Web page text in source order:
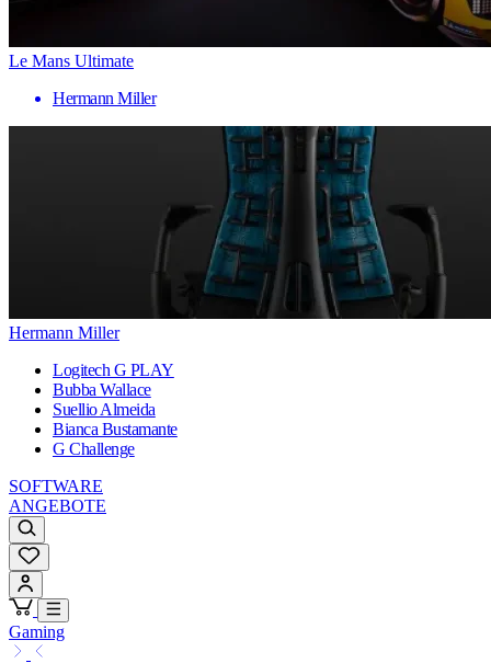
Le Mans Ultimate
Hermann Miller
Hermann Miller
Logitech G PLAY
Bubba Wallace
Suellio Almeida
Bianca Bustamante
G Challenge
SOFTWARE
ANGEBOTE
Gaming